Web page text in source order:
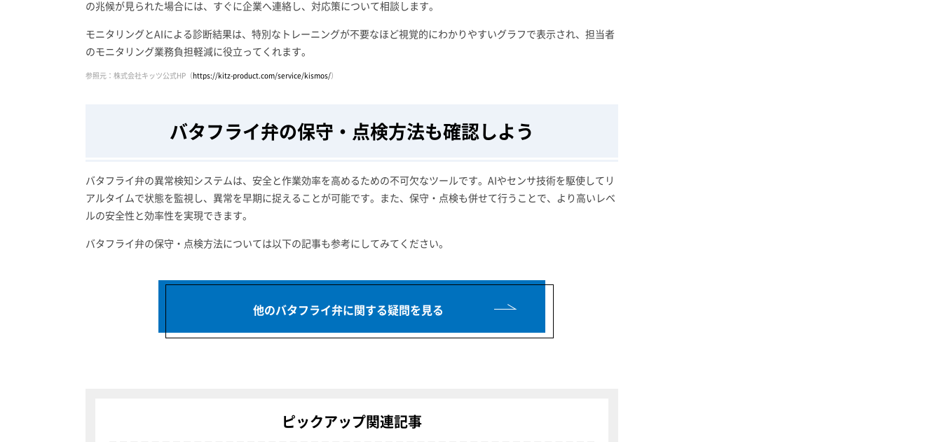
の兆候が見られた場合には、すぐに企業へ連絡し、対応策について相談します。
モニタリングとAIによる診断結果は、特別なトレーニングが不要なほど視覚的にわかりやすいグラフで表示され、担当者
のモニタリング業務負担軽減に役立ってくれます。
参照元：株式会社キッツ公式HP（https://kitz-product.com/service/kismos/）
バタフライ弁の保守・点検方法も確認しよう
バタフライ弁の異常検知システムは、安全と作業効率を高めるための不可欠なツールです。AIやセンサ技術を駆使してリ
アルタイムで状態を監視し、異常を早期に捉えることが可能です。また、保守・点検も併せて行うことで、より高いレベ
ルの安全性と効率性を実現できます。
バタフライ弁の保守・点検方法については以下の記事も参考にしてみてください。
他のバタフライ弁に関する疑問を見る
ピックアップ関連記事